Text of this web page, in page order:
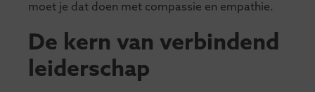
moet je dat doen met compassie en empathie.
De kern van verbindend
leiderschap